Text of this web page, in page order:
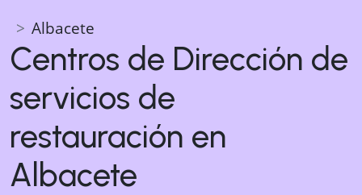
Albacete
Centros de Dirección de
servicios de
restauración en
Albacete